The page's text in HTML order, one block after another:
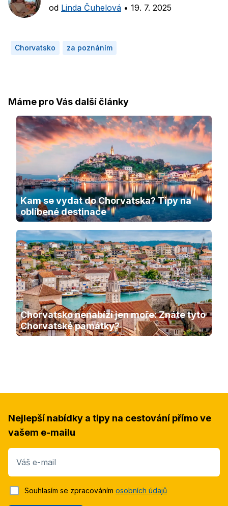
od Linda Čuhelová • 19. 7. 2025
Chorvatsko za poznáním
Máme pro Vás další články
Kam se vydat do Chorvatska? Tipy na
oblíbené destinace
Chorvatsko nenabízí jen moře: Znáte tyto
Chorvatské památky?
Nejlepší nabídky a tipy na cestování přímo ve
vašem e-mailu
Váš e-mail
Souhlasím se zpracováním osobních údajů